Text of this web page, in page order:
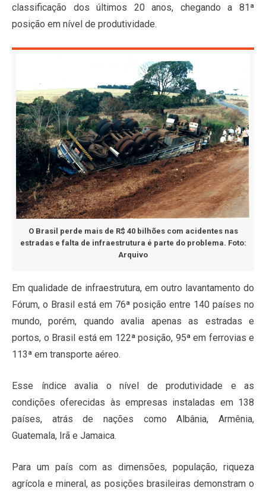
classificação dos últimos 20 anos, chegando a 81ª
posição em nível de produtividade.
O Brasil perde mais de R$ 40 bilhões com acidentes nas
estradas e falta de infraestrutura é parte do problema. Foto:
Arquivo
Em qualidade de infraestrutura, em outro lavantamento do
Fórum, o Brasil está em 76ª posição entre 140 países no
mundo, porém, quando avalia apenas as estradas e
portos, o Brasil está em 122ª posição, 95ª em ferrovias e
113ª em transporte aéreo.
Esse índice avalia o nível de produtividade e as
condições oferecidas às empresas instaladas em 138
países, atrás de nações como Albânia, Armênia,
Guatemala, Irã e Jamaica.
Para um país com as dimensões, população, riqueza
agrícola e mineral, as posições brasileiras demonstram o